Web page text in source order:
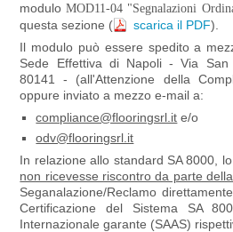
moduloMOD11-04 "Segnalazioni
questa sezione (
scarica il PDF).
Il modulo può essere spedito a
Sede Effettiva di Napoli - Via
80141 - (all'Attenzione della
oppure inviato a mezzo e-mail a:
compliance@flooringsrl.it e/o
odv@flooringsrl.it
In relazione allo standard SA 8000,
non ricevesse riscontro da parte
Seganalazione/Reclamo
Certificazione del Sistema SA
Internazionale garante (SAAS)